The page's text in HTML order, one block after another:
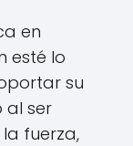
en
esté lo
su
al ser
fuerza,